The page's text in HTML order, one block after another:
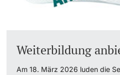
Weiterbildung
Am 18. März 2026 luden die